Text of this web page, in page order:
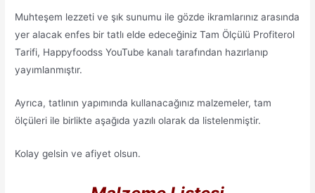
Muhteşem lezzeti ve şık sunumu ile gözde ikramlarınız arasında
yer alacak enfes bir tatlı elde edeceğiniz Tam Ölçülü Profiterol
Tarifi, Happyfoodss YouTube kanalı tarafından hazırlanıp
yayımlanmıştır.
Ayrıca, tatlının yapımında kullanacağınız malzemeler, tam
ölçüleri ile birlikte aşağıda yazılı olarak da listelenmiştir.
Kolay gelsin ve afiyet olsun.